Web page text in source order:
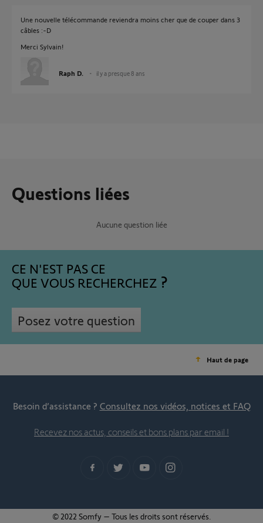
Une nouvelle télécommande reviendra moins cher que de couper dans 3
câbles :-D
Merci Sylvain!
Raph D. il y a presque 8 ans
Questions liées
Aucune question liée
CE N'EST PAS CE
QUE VOUS RECHERCHEZ
Posez votre question
Haut de page
Besoin d’assistance ? Consultez nos vidéos, notices et FAQ
Recevez nos actus, conseils et bons plans par email !
© 2022 Somfy – Tous les droits sont réservés.